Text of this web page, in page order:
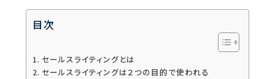
目次
セールスライティングとは
セールスライティングは２つの目的で使われる